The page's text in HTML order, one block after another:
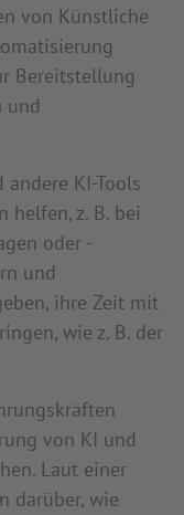
von Künstliche
Bereitstellung
und
KI-Tools
helfen, z. B. bei
oder -
und
ihre Zeit mit
wie z. B. der
von KI und
Laut einer
darüber, wie